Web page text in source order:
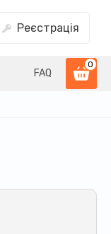
Реєстрація
FAQ
0